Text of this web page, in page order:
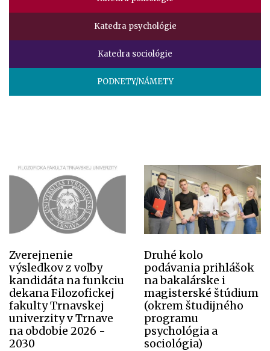
Katedra psychológie
Katedra sociológie
PODNETY/NÁMETY
Zverejnenie
výsledkov z voľby
kandidáta na funkciu
dekana Filozofickej
fakulty Trnavskej
univerzity v Trnave
na obdobie 2026 -
2030
Druhé kolo
podávania prihlášok
na bakalárske i
magisterské štúdium
(okrem študijného
programu
psychológia a
sociológia)